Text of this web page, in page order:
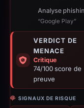
Analyse
“Google Play”
VERDICT DE
MENACE
Critique
74/100 score de
preuve
SIGNAUX DE RISQUE